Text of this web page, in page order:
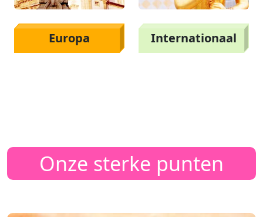
Europa Internationaal
Onze sterke punten